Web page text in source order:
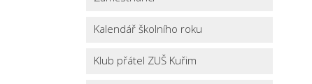
Kalendář školního roku
Klub přátel ZUŠ Kuřim